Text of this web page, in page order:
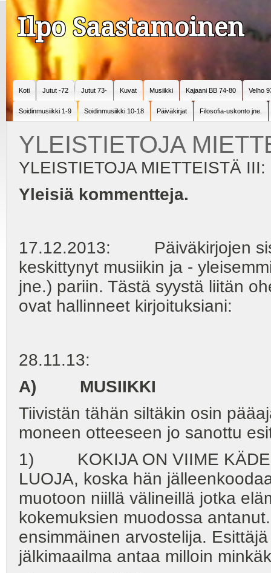
Ilpo Saastamoinen
Koti Jutut -72 Jutut 73- Kuvat Musiikki Kajaani BB 74-80 Velho
Soidinmusiikki 1-9 Soidinmusiikki 10-18 Päiväkirjat Filosofia-uskonto jne.
YLEISTIETOJA
YLEISTIETOJA MIETTEISTÄ III:
Yleisiä kommentteja.
17.12.2013: Päiväkirjojen
keskittynyt musiikin ja -
jne.) pariin. Tästä syystä liitän
ovat hallinneet kirjoituksiani:
28.11.13:
A) MUSIIKKI
Tiivistän tähän siltäkin osin
moneen otteeseen jo sanottu
1) KOKIJA ON VIIME
LUOJA, koska hän
muotoon niillä välineillä jotka
kokemuksien muodossa
ensimmäinen arvostelija.
jälkimaailma antaa milloin